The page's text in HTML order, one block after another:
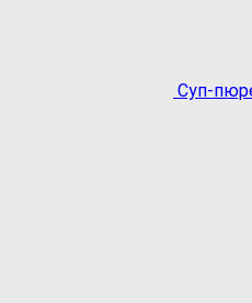
Суп-